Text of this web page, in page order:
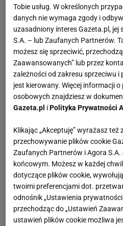
Tobie usług. W określonych
danych nie wymaga zgody i
uzasadniony interes Gazeta.pl, jej
S.A. – lub Zaufanych Partnerów.
możesz się sprzeciwić,
Zaawansowanych” lub przez
zależności od zakresu sprzeciwu
jest kierowany. Więcej informacji
osobowych znajdziesz w
Gazeta.pl iPolityka Prywatności
Klikając „Akceptuję” wyrażasz
przechowywanie plików cookie
Zaufanych Partnerów i Agora
końcowym. Możesz w każdej
dotyczące plików cookie,
twoimi preferencjami dot.
odnośnik „Ustawienia
przechodząc do „Ustawień
ustawień plików cookie możliwa